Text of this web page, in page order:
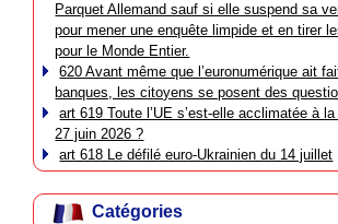
Parquet Allemand sauf si elle suspend sa
pour mener une enquête limpide et en tirer
pour le Monde Entier.
620 Avant même que l’euronumérique ait
banques, les citoyens se posent des
art 619 Toute l’UE s’est-elle acclimatée à
27 juin 2026 ?
art 618 Le défilé euro-Ukrainien du 14 juillet
Catégories